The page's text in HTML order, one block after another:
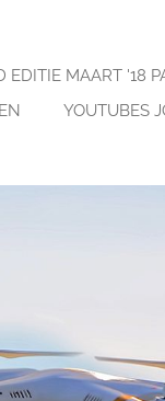
EDITIE MAART '18
YOUTUBES